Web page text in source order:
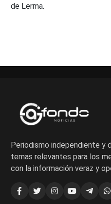
de Lerma.
Periodismo independiente y
temas relevantes para los
con la información veraz y